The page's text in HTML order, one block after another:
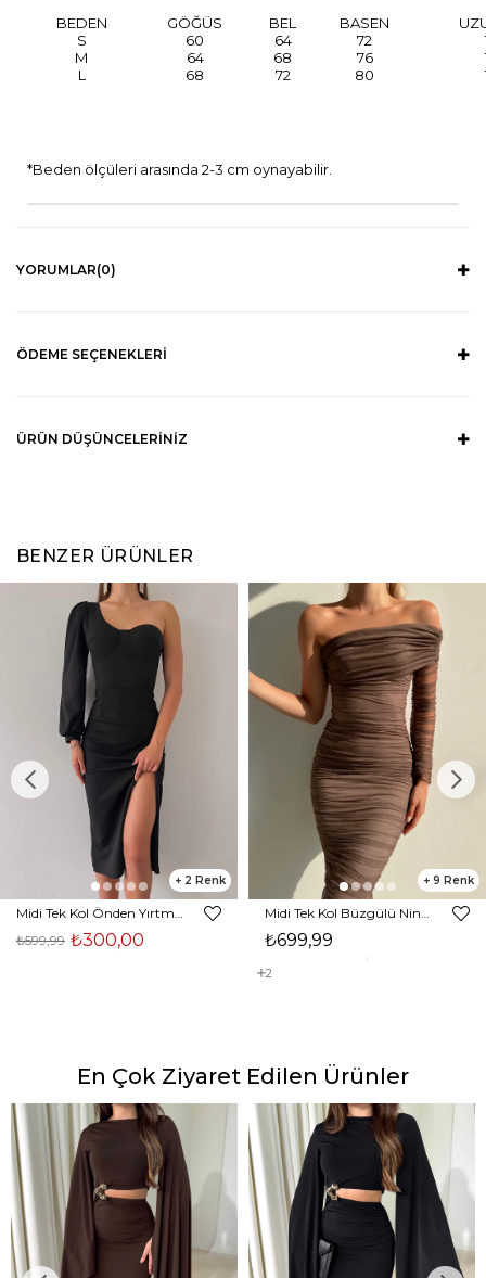
BEDEN GÖĞÜS BEL BASEN
S
60 64 72
M
64 68 76
L
68 72 80
*Beden ölçüleri arasında 2-3 cm oynayabilir.
YORUMLAR(0)
ÖDEME SEÇENEKLERI
ÜRÜN DÜŞÜNCELERINIZ
BENZER ÜRÜNLER
2
₺300,00
₺599,99
9
₺699,99
2
En Çok Ziyaret Edilen Ürünler